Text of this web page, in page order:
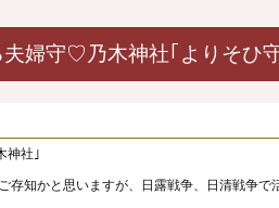
婦守♡乃木神社｢よりそひ
神社｣
存知かと思いますが、日露戦争、日清戦争で